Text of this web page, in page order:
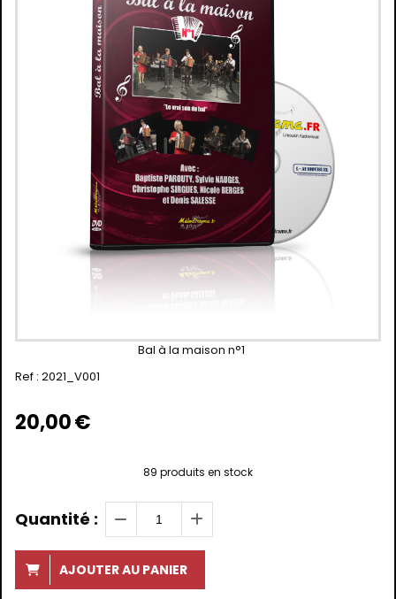
Bal à la maison n°1
Ref : 2021_V001
20,00€
89 produits en stock
Quantité :
AJOUTER AU PANIER